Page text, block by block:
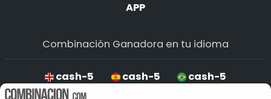
APP
Combinación Ganadora en tu idioma
cash-5 cash-5 cash-5